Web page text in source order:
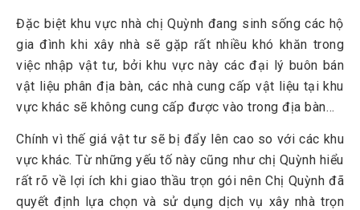
Đặc biệt khu vực nhà chị Quỳnh đang sinh sống các hộ
gia đình khi xây nhà sẽ gặp rất nhiều khó khăn trong
việc nhập vật tư, bởi khu vực này các đại lý buôn bán
vật liệu phân địa bàn, các nhà cung cấp vật liệu tại khu
vực khác sẽ không cung cấp được vào trong địa bàn…
Chính vì thế giá vật tư sẽ bị đẩy lên cao so với các khu
vực khác. Từ những yếu tố này cũng như chị Quỳnh hiểu
rất rõ về lợi ích khi giao thầu trọn gói nên Chị Quỳnh đã
quyết định lựa chọn và sử dụng dịch vụ xây nhà trọn